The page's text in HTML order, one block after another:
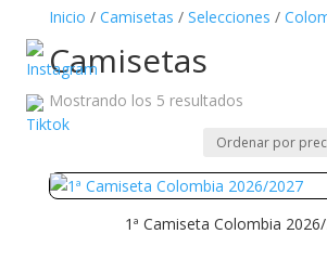
Inicio / Camisetas / Selecciones /
Camisetas
Mostrando los 5 resultadosOrdenado
precio:
alto
a
bajo
1ª Camiseta Colombia